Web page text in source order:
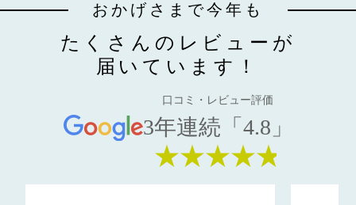
おかげさまで今年も
たくさんのレビューが
届いています！
口コミ・レビュー評価
3年連続「4.8」
★★★★★